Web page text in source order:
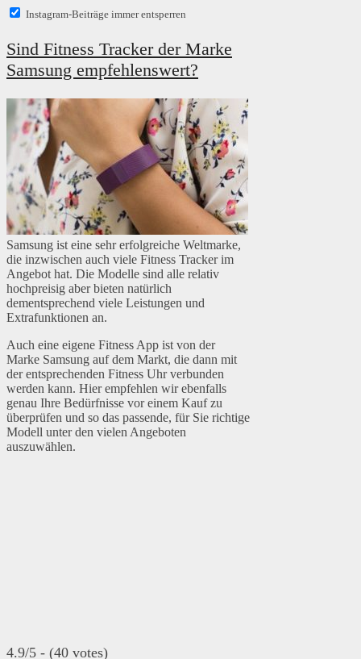
Instagram-Beiträge immer entsperren
Sind Fitness Tracker der Marke
Samsung empfehlenswert?
Samsung ist eine sehr erfolgreiche Weltmarke,
die inzwischen auch viele Fitness Tracker im
Angebot hat. Die Modelle sind alle relativ
hochpreisig aber bieten natürlich
dementsprechend viele Leistungen und
Extrafunktionen an.
Auch eine eigene Fitness App ist von der
Marke Samsung auf dem Markt, die dann mit
der entsprechenden Fitness Uhr verbunden
werden kann. Hier empfehlen wir ebenfalls
genau Ihre Bedürfnisse vor einem Kauf zu
überprüfen und so das passende, für Sie richtige
Modell unter den vielen Angeboten
auszuwählen.
4.9/5 - (40 votes)